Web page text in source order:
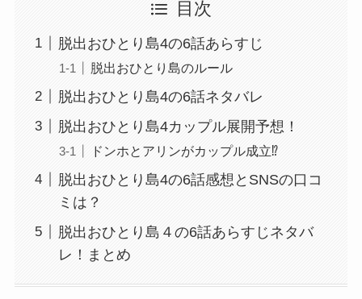
目次
脱出おひとり島4の6話あらすじ
脱出おひとり島のルール
脱出おひとり島4の6話ネタバレ
脱出おひとり島4カップル展開予想！
ドンホとアリンがカップル成立⁉
脱出おひとり島4の6話感想とSNSの口コ
ミは？
脱出おひとり島４の6話あらすじネタバ
レ！まとめ